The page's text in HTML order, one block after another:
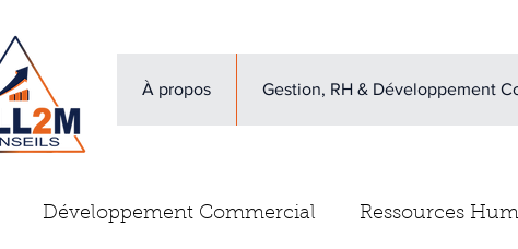
À propos Gestion, RH & Développement
Développement Commercial Ressources